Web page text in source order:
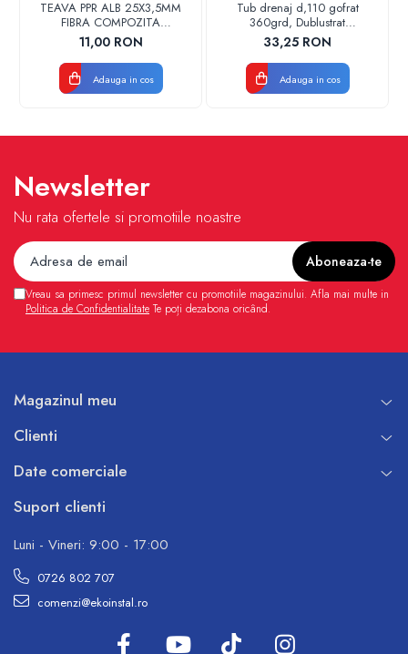
TEAVA PPR ALB 25X3,5MM
FIBRA COMPOZITA
10033025004
VALDUOTHERM VALROM
11,00 RON
Adauga in cos
Tub drenaj d,110 gofrat
360grd, Dublustrat
verde/negru 110152 Drainkit
33,25 RON
Adauga in cos
Newsletter
Nu rata ofertele si promotiile noastre
Vreau sa primesc primul newsletter cu promotiile magazinului. Afla mai multe in
Politica de Confidentialitate Te poți dezabona oricând.
Magazinul meu
Clienti
Date comerciale
Suport clienti
Luni - Vineri: 9:00 - 17:00
0726 802 707
comenzi@ekoinstal.ro